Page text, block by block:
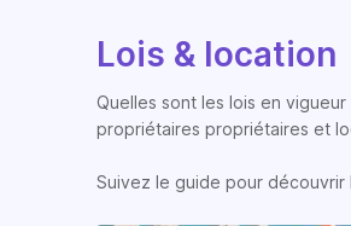
Lois & location
Quelles sont les lois en
propriétaires propriétaires et
Suivez le guide pour découvrir